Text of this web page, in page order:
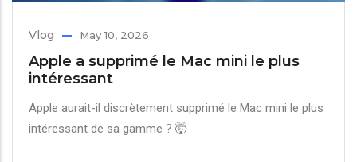
Vlog May 10, 2026
Apple a supprimé le Mac mini le plus
intéressant
Apple aurait-il discrètement supprimé le Mac mini le plus
intéressant de sa gamme ? 🤯